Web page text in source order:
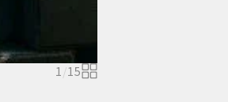
1 /15